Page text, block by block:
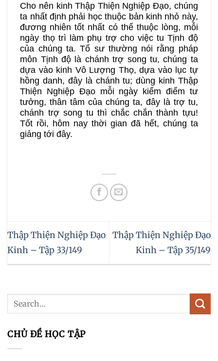
Cho nên kinh Thập Thiện Nghiệp Đạo, chúng
ta nhất định phải học thuộc bản kinh nhỏ này,
đương nhiên tốt nhất có thể thuộc lòng, mỗi
ngày thọ trì làm phụ trợ cho việc tu Tịnh độ
của chúng ta. Tổ sư thường nói rằng pháp
môn Tịnh độ là chánh trợ song tu, chúng ta
dựa vào kinh Vô Lượng Thọ, dựa vào lục tự
hồng danh, đây là chánh tu; dùng kinh Thập
Thiện Nghiệp Đạo mỗi ngày kiểm điểm tư
tưởng, thân tâm của chúng ta, đây là trợ tu,
chánh trợ song tu thì chắc chắn thành tựu!
Tốt rồi, hôm nay thời gian đã hết, chúng ta
giảng tới đây.
Thập Thiện Nghiệp Đạo
Kinh – Tập 33/149
Thập Thiện Nghiệp Đạo
Kinh – Tập 35/149
CHỦ ĐỀ HỌC TẬP